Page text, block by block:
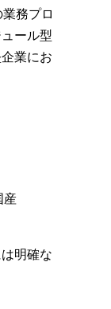
務プロ
ール型
業にお
産
明確な